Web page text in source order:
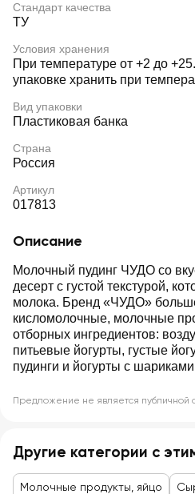
Стандарт качества
ТУ
Условия хранения
При температуре от +2 до
упаковке хранить при
Вид упаковки
Пластиковая банка
Страна
Россия
Артикул
017813
Описание
Молочный пудинг ЧУДО со
десерт с густой текстурой,
молока. Бренд «ЧУДО»
кисломолочные, молочные
отборных ингредиентов:
питьевые йогурты, густые
пудинги и йогурты с
Предложение не является публичной
Другие категории с
Молочные продукты, яйцо